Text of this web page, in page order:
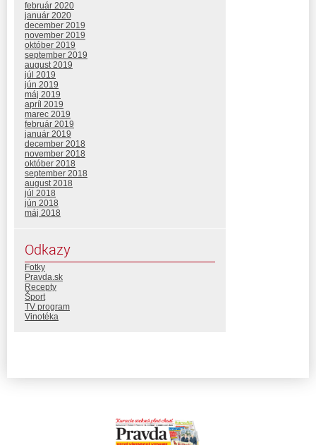
február 2020
január 2020
december 2019
november 2019
október 2019
september 2019
august 2019
júl 2019
jún 2019
máj 2019
apríl 2019
marec 2019
február 2019
január 2019
december 2018
november 2018
október 2018
september 2018
august 2018
júl 2018
jún 2018
máj 2018
Odkazy
Fotky
Pravda.sk
Recepty
Šport
TV program
Vinotéka